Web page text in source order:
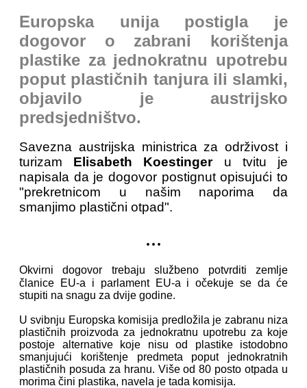
Europska unija postigla je
dogovor o zabrani korištenja
plastike za jednokratnu upotrebu
poput plastičnih tanjura ili slamki,
objavilo je austrijsko
predsjedništvo.
Savezna austrijska ministrica za održivost i
turizam Elisabeth Koestingeru tvitu je
napisala da je dogovor postignut opisujući to
"prekretnicom u našim naporima da
smanjimo plastični otpad".
...
Okvirni dogovor trebaju službeno potvrditi zemlje
članice EU-a i parlament EU-a i očekuje se da će
stupiti na snagu za dvije godine.
U svibnju Europska komisija predložila je zabranu niza
plastičnih proizvoda za jednokratnu upotrebu za koje
postoje alternative koje nisu od plastike istodobno
smanjujući korištenje predmeta poput jednokratnih
plastičnih posuda za hranu. Više od 80 posto otpada u
morima čini plastika, navela je tada komisija.